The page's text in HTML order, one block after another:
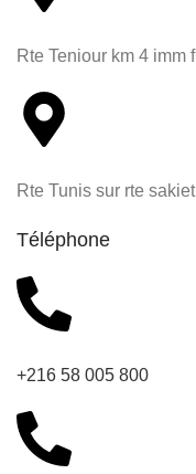
Rte Teniour km 4 imm
Rte Tunis sur rte
Téléphone
+216 58 005 800